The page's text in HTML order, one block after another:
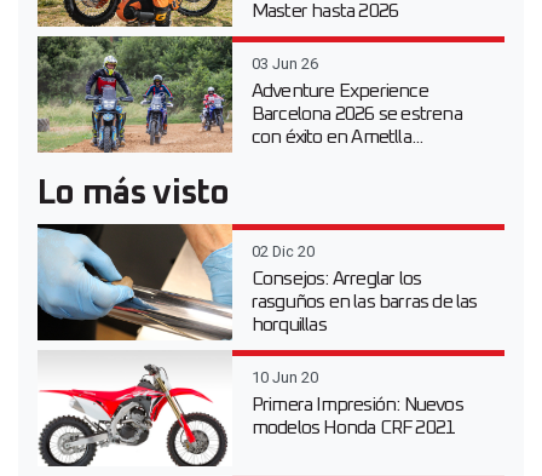
Master hasta 2026
03 Jun 26
Adventure Experience
Barcelona 2026 se estrena
con éxito en Ametlla...
Lo más visto
02 Dic 20
Consejos: Arreglar los
rasguños en las barras de las
horquillas
10 Jun 20
Primera Impresión: Nuevos
modelos Honda CRF 2021